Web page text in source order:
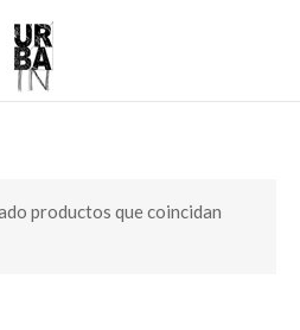
productos que coincidan